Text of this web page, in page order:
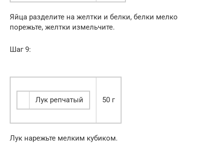
Яйца разделите на желтки и белки, белки мелко
порежьте, желтки измельчите.
Шаг 9:
Лук репчатый 50 г
Лук нарежьте мелким кубиком.